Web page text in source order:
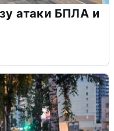
атаки БПЛА и